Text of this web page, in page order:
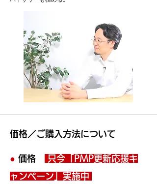
価格／ご購入方法について
● 価格 只今 「PMP更新応援キ
ャンペーン」実施中